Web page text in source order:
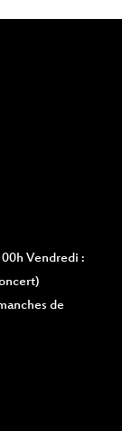
Vendredi :
de